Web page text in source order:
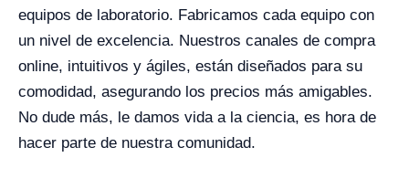
equipos de laboratorio. Fabricamos cada equipo con
un nivel de excelencia. Nuestros canales de compra
online, intuitivos y ágiles, están diseñados para su
comodidad, asegurando los precios más amigables.
No dude más, le damos vida a la ciencia, es hora de
hacer parte de nuestra comunidad.